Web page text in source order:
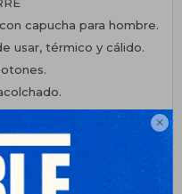

capucha para hombre.
usar, térmico y cálido.